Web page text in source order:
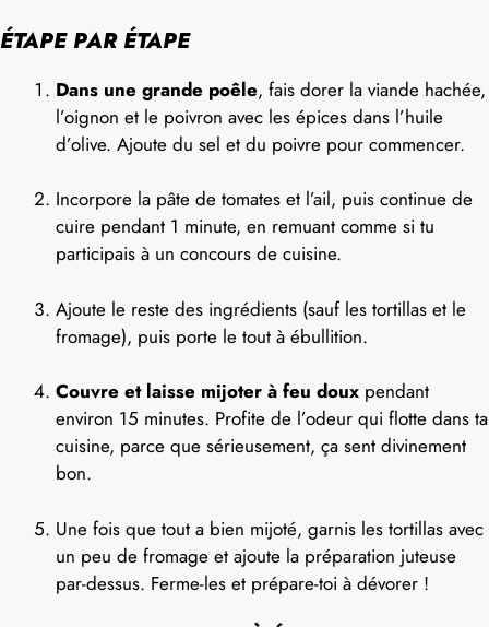
ÉTAPE PAR ÉTAPE
Dans une grande poêle, fais dorer la viande hachée,
l’oignon et le poivron avec les épices dans l’huile
d’olive. Ajoute du sel et du poivre pour commencer.
Incorpore la pâte de tomates et l’ail, puis continue de
cuire pendant 1 minute, en remuant comme si tu
participais à un concours de cuisine.
Ajoute le reste des ingrédients (sauf les tortillas et le
fromage), puis porte le tout à ébullition.
Couvre et laisse mijoter à feu doux pendant
environ 15 minutes. Profite de l’odeur qui flotte dans ta
cuisine, parce que sérieusement, ça sent divinement
bon.
Une fois que tout a bien mijoté, garnis les tortillas avec
un peu de fromage et ajoute la préparation juteuse
par-dessus. Ferme-les et prépare-toi à dévorer !